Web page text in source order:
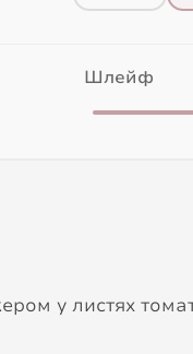
Шлейф
у листях